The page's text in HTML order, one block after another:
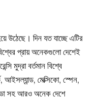
উঠেছে। দিন যত যাচ্ছে এটির
প্রায় অনেকগুলো দেশেই
মুদ্রা বর্তমান বিশ্বে
আইসল্যান্ড, মেক্সিকো, স্পেন,
সহ আরও অনেক দেশে